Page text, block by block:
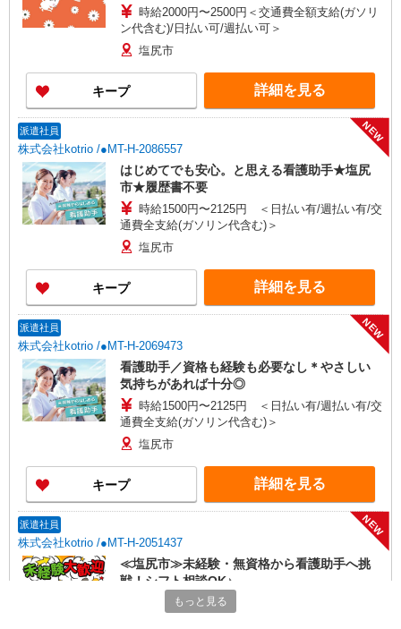
時給2000円〜2500円＜交通費全額支給(ガソリ
ン代含む)/日払い可/週払い可＞
塩尻市
キープ 詳細を見る
派遣社員
株式会社kotrio /●MT-H-2086557
NEW
はじめてでも安心。と思える看護助手★塩尻
市★履歴書不要
時給1500円〜2125円 ＜日払い有/週払い有/交
通費全支給(ガソリン代含む)＞
塩尻市
キープ 詳細を見る
派遣社員
株式会社kotrio /●MT-H-2069473
NEW
看護助手／資格も経験も必要なし＊やさしい
気持ちがあれば十分◎
時給1500円〜2125円 ＜日払い有/週払い有/交
通費全支給(ガソリン代含む)＞
塩尻市
キープ 詳細を見る
派遣社員
株式会社kotrio /●MT-H-2051437
NEW
≪塩尻市≫未経験・無資格から看護助手へ挑
戦！シフト相談OK♪
時給1500円〜2125円 ＜日払い有/週払い有/交
もっと見る